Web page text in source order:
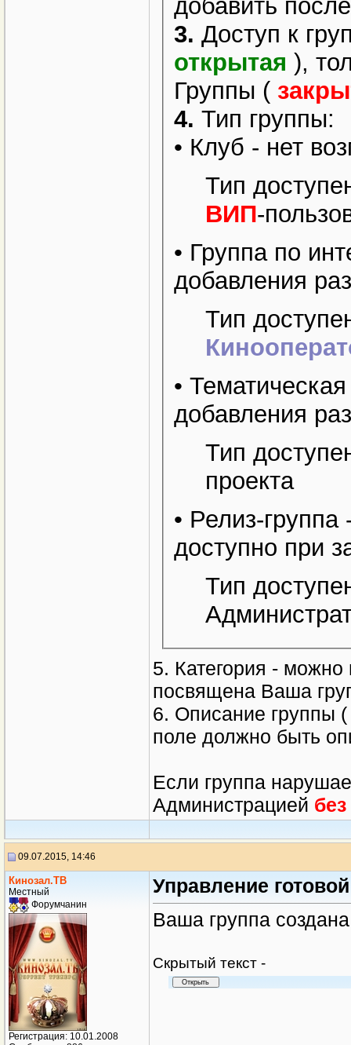
добавить
3. Доступ к
открытая ),
Группы (
4. Тип группы:
• Клуб - нет
Тип
ВИП-
• Группа по
добавления
Тип
•
добавления
Тип
проекта
• Релиз-
доступно при
Тип
5. Категория -
посвящена Ваша
6. Описание группы
поле должно быть
Если группа
Администрацией
09.07.2015, 14:46
Кинозал.ТВ
Местный
Форумчанин
Регистрация: 10.01.2008
Управление
Ваша группа
Cкрытый текст -